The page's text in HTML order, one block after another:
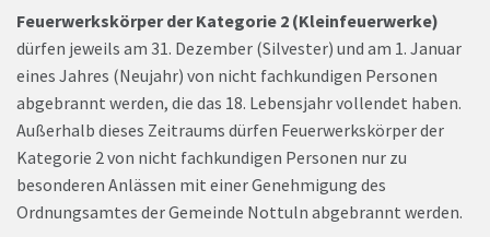
Feuerwerkskörper der Kategorie 2 (Kleinfeuerwerke)
dürfen jeweils am 31. Dezember (Silvester) und am 1. Januar
eines Jahres (Neujahr) von nicht fachkundigen Personen
abgebrannt werden, die das 18. Lebensjahr vollendet haben.
Außerhalb dieses Zeitraums dürfen Feuerwerkskörper der
Kategorie 2 von nicht fachkundigen Personen nur zu
besonderen Anlässen mit einer Genehmigung des
Ordnungsamtes der Gemeinde Nottuln abgebrannt werden.